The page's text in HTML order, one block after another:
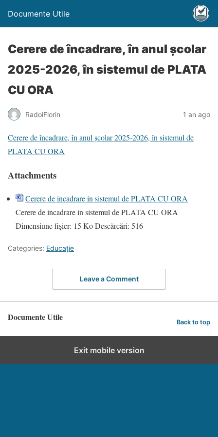
Documente Utile
Cerere de încadrare, în anul şcolar
2025-2026, în sistemul de PLATA
CU ORA
RadoiFlorin 1 an ago
Cerere de încadrare, în anul şcolar 2025-2026, în sistemul de
PLATA CU ORA
Attachments
Cerere de incadrare in sistemul de PLATA CU ORA
Cerere de incadrare in sistemul de PLATA CU ORA
Dimensiune fișier: 15 KoDescărcări: 516
Categories: Educație
Leave a Comment
Documente Utile Back to top
Exit mobile version